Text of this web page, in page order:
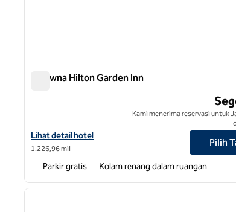
Kelowna Hilton Garden Inn
Lihat detail hotel untuk Hilton Garden Inn Kelowna
Lihat detail hotel
1.226,96 mil
Kami menerima reservasi untuk
Pilih
Parkir gratis Kolam renang dalam ruangan
1 dari 12